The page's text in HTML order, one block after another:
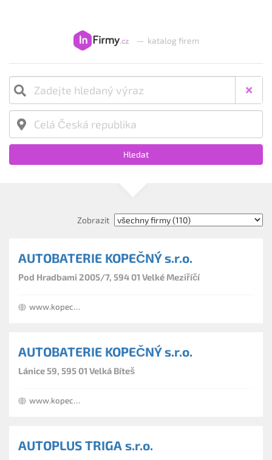
— katalog firem
Hledat
Zobrazit
AUTOBATERIE KOPEČNÝ s.r.o.
Pod Hradbami 2005/7, 594 01 Velké Meziříčí
www.kopecny.cz
AUTOBATERIE KOPEČNÝ s.r.o.
Lánice 59, 595 01 Velká Bíteš
www.kopecny.cz
AUTOPLUS TRIGA s.r.o.